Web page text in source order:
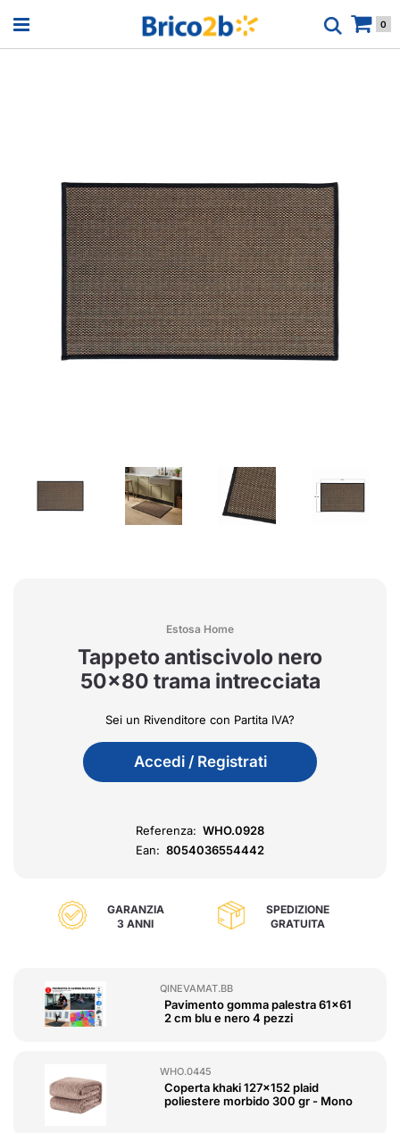
Open menu 0
Estosa Home
Tappeto antiscivolo nero
50x80 trama intrecciata
Sei un Rivenditore con Partita IVA?
Accedi / Registrati
Referenza: WHO.0928
Ean: 8054036554442
GARANZIA
3 ANNI
SPEDIZIONE
GRATUITA
QINEVAMAT.BB
Pavimento gomma palestra 61x61
2 cm blu e nero 4 pezzi
WHO.0445
Coperta khaki 127x152 plaid
poliestere morbido 300 gr - Mono